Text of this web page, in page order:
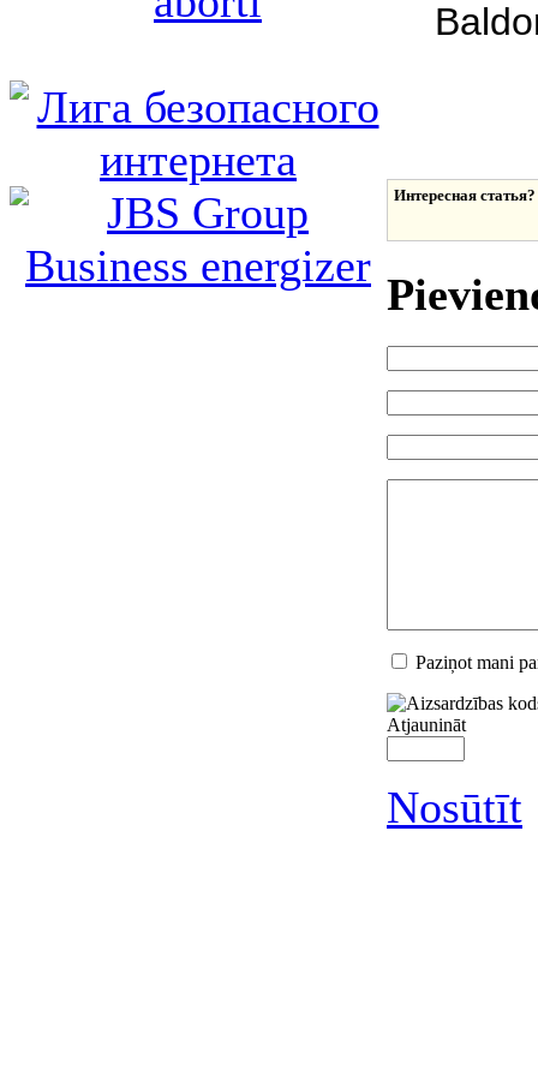
Интересная
Paziņot mani
Atjaunināt
Nosūtīt